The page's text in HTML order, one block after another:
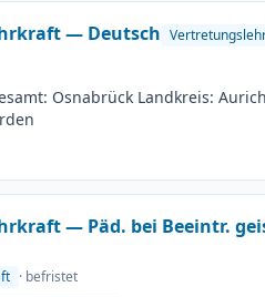
— Deutsch
Osnabrück Landkreis:
— Päd. bei Beeintr.
· befristet